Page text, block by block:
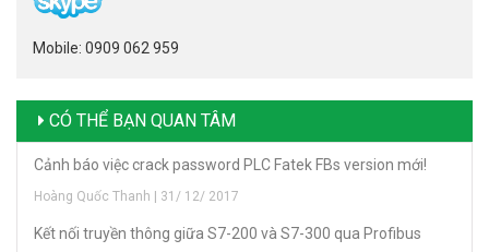
Mobile: 0909 062 959
CÓ THỂ BẠN QUAN TÂM
Cảnh báo việc crack password PLC Fatek FBs version mới!
Hoàng Quốc Thanh | 31/ 12/ 2017
Kết nối truyền thông giữa S7-200 và S7-300 qua Profibus